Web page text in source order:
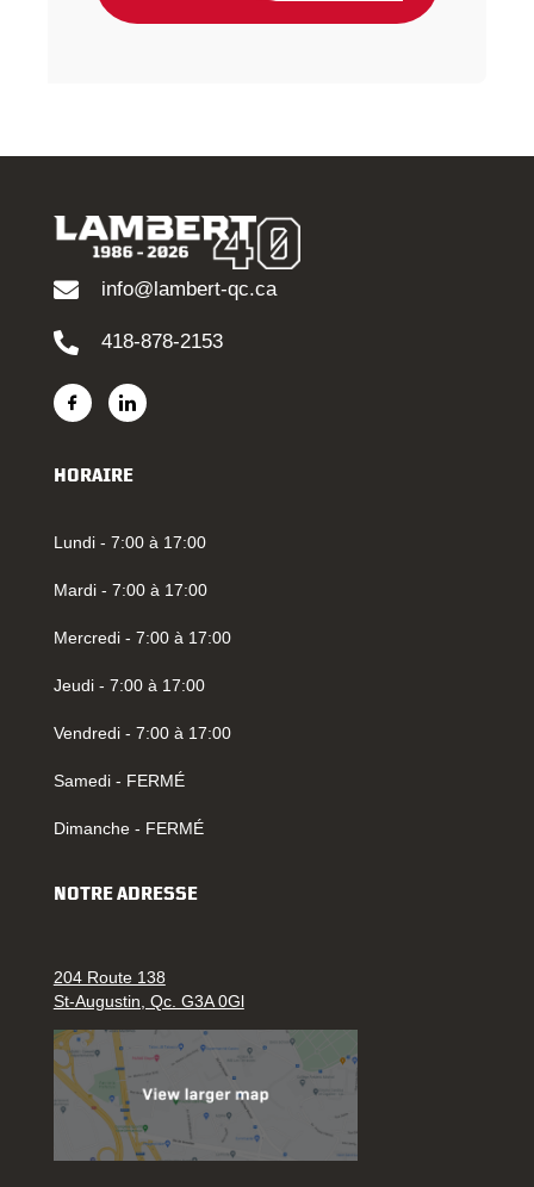
info@lambert-qc.ca
418-878-2153
HORAIRE
Lundi - 7:00 à 17:00
Mardi - 7:00 à 17:00
Mercredi - 7:00 à 17:00
Jeudi - 7:00 à 17:00
Vendredi - 7:00 à 17:00
Samedi - FERMÉ
Dimanche - FERMÉ
NOTRE ADRESSE
204 Route 138
St-Augustin, Qc. G3A 0Gl